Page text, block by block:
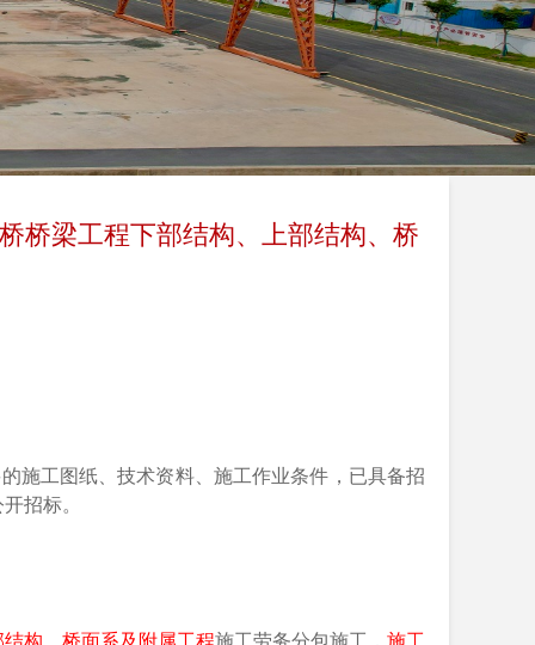
桥梁工程下部结构、上部结构、桥
施工图纸、技术资料、施工作业条件，已具备招
招标。
构、桥面系及附属工程施工劳务分包施工 ， 施工